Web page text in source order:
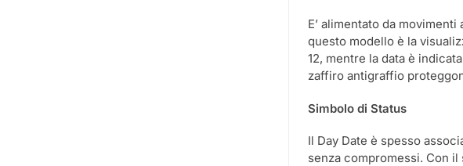
E’ alimentato da
questo modello è la
12, mentre la data è
zaffiro antigraffio
Simbolo di Status
Il Day Date è spesso
senza compromessi. Con